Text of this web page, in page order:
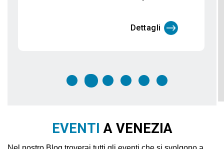
Gli Etruschi arrivano a Palazzo Ducale: